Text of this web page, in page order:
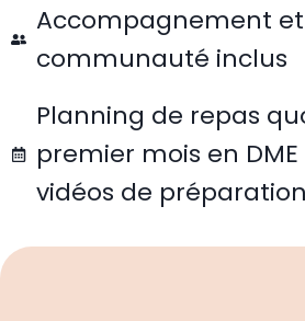
Accompagnement et
communauté inclus
Planning de repas
premier mois en
vidéos de